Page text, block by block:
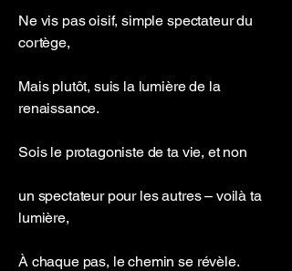
Ne vis pas oisif, simple spectateur du
cortège,
Mais plutôt, suis la lumière de la
renaissance.
Sois le protagoniste de ta vie, et non
un spectateur pour les autres – voilà ta
lumière,
À chaque pas, le chemin se révèle.